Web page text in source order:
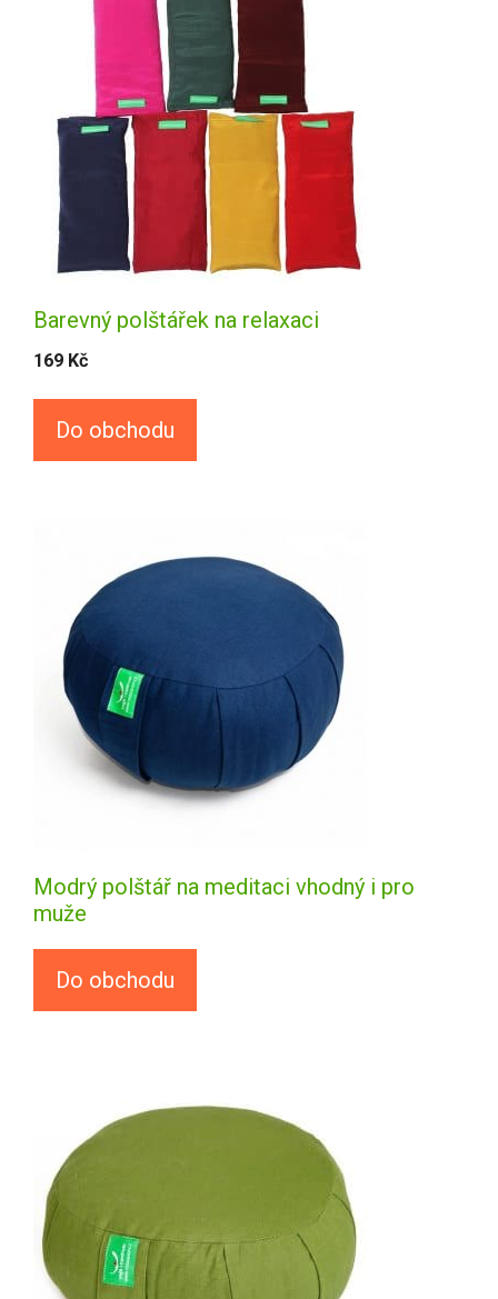
Barevný polštářek na relaxaci
169 Kč
Do obchodu
Modrý polštář na meditaci vhodný i pro
muže
Do obchodu